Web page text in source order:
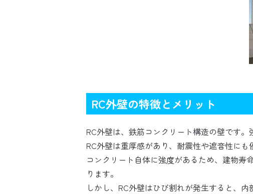
RC外壁の特徴とメリット
RC外壁は、鉄筋コンクリート構造の壁です
RC外壁は重厚感があり、耐震性や遮音性に
コンクリート自体に強度があるため、建物
ります。
しかし、RC外壁はひび割れが発生すると、